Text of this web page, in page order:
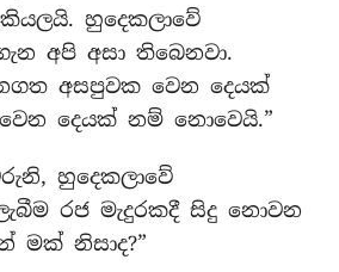
හුදෙකලාවේ
අපි අසා තිබෙනවා.
අසපුවක වෙන දෙයක්
දෙයක් නම් නොවෙයි.”
හුදෙකලාවේ
රජ මැදුරකදී සිදු නොවන
මක් නිසාද?”